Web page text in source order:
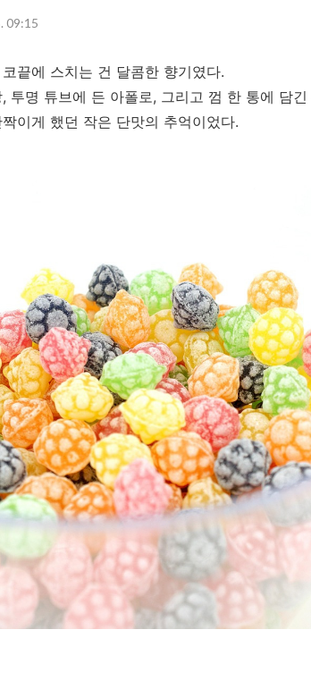
09:15
끝에 스치는 건 달콤한 향기였다.
투명 튜브에 든 아폴로, 그리고 껌 한 통에 담
이게 했던 작은 단맛의 추억이었다.